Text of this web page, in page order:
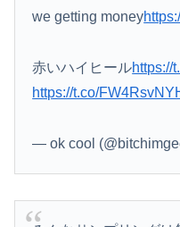
we getting money
赤いハイヒールhttps://
https://t.co/
— ok cool